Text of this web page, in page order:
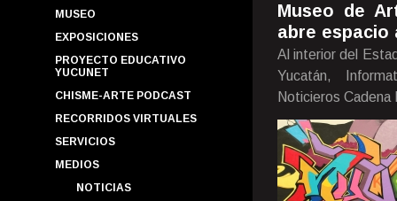
MUSEO
EXPOSICIONES
PROYECTO EDUCATIVO
YUCUNET
CHISME-ARTE PODCAST
RECORRIDOS VIRTUALES
SERVICIOS
MEDIOS
NOTICIAS
Museo de
abre espacio
Al interior del
Yucatán,
Noticieros